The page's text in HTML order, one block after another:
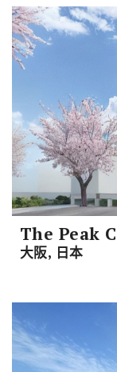
The Peak
大阪, 日本